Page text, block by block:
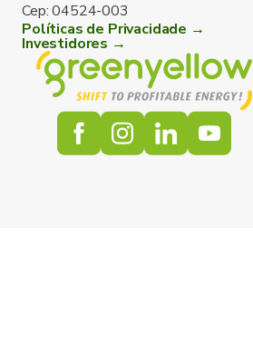
Cep: 04524-003
Políticas de Privacidade →
Investidores →